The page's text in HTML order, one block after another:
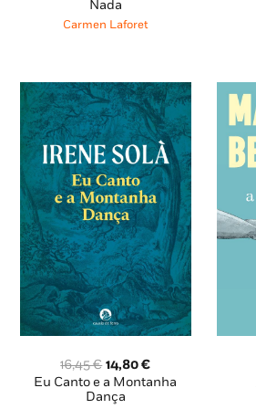
preço
originalatual
Nada
Carmen Laforet
16,45€ O
preço
original
14,80€O
preço
Eu Canto e a Montanha
Dança